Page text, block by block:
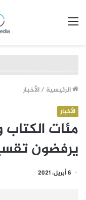
الرئيسية /الأخبار
الأخبار
مئات الكتاب
يرفضون
6 أبريل، 2021